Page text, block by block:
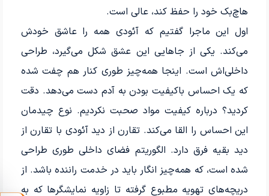
هاچ‌بک خود را حفظ کند، عالی است.
اول این ماجرا گفتیم که آئودی همه را عاشق خودش
می‌کند. یکی از جاهایی این عشق شکل می‌گیرد، طراحی
داخلی‌اش است. اینجا همه‌چیز طوری کنار هم چفت شده
که یک احساس باکیفیت بودن به آدم دست می‌دهد. دقت
کردید؟ درباره کیفیت مواد صحبت نکردیم. نوع چیدمان
این احساس را القا می‌کند. تقارن از دید آئودی با تقارن از
دید بقیه فرق دارد. الگوریتم فضای داخلی طوری طراحی
شده است، که همه‌چیز انگار باید در خدمت راننده باشد. از
دریچه‌های تهویه مطبوع گرفته تا زاویه نمایشگرها که به